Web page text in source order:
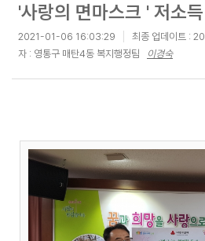
'사랑의 면마스크 ' 저소
2021-01-06 16:03:29 최종 업데이트 :
자 : 영통구 매탄4동 복지행정팀
이경숙